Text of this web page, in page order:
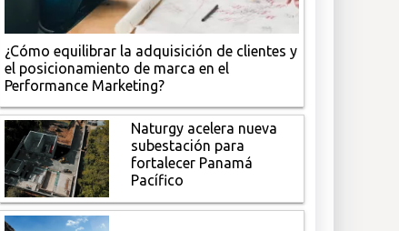
¿Cómo equilibrar la adquisición de clientes y
el posicionamiento de marca en el
Performance Marketing?
Naturgy acelera nueva
subestación para
fortalecer Panamá
Pacífico